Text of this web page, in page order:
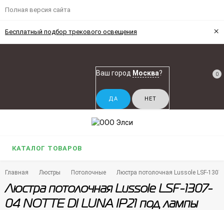
Полная версия сайта
Бесплатный подбор трекового освещения ×
Ваш город Москва? 0
КАТАЛОГ ТОВАРОВ
Главная Люстры Потолочные Люстра потолочная Lussole LSF-
Люстра потолочная Lussole LSF-1307-
04 NOTTE DI LUNA IP21 под лампы